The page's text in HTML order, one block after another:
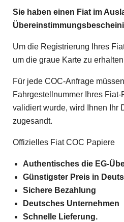
Sie haben einen Fiat im
Um die Registrierung Ihres
um die graue Karte zu
Für jede COC-Anfrage
Fahrgestellnummer Ihres
validiert wurde, wird Ihnen Ihr
zugesandt.
Offizielles Fiat COC Papiere
Authentisches die EG-
Günstigster Preis in
Sichere Bezahlung
Deutsches Unternehmen
Schnelle Lieferung.